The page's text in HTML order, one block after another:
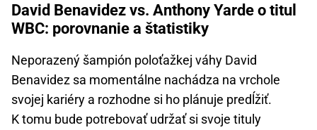
David Benavidez vs. Anthony Yarde o titul
WBC: porovnanie a štatistiky
Neporazený šampión poloťažkej váhy David
Benavidez sa momentálne nachádza na vrchole
svojej kariéry a rozhodne si ho plánuje predĺžiť.
K tomu bude potrebovať udržať si svoje tituly